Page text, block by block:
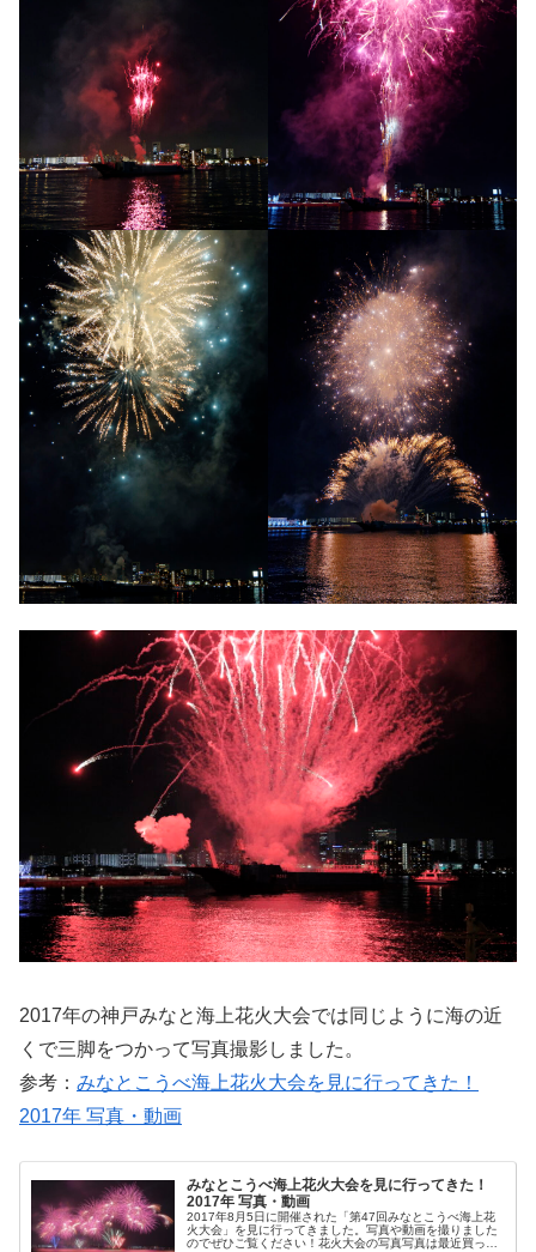
2017年の神戸みなと海上花火大会では同じように海の近
くで三脚をつかって写真撮影しました。
参考： みなとこうべ海上花火大会を見に行ってきた！
2017年 写真・動画
みなとこうべ海上花火大会を見に行ってきた！
2017年 写真・動画
2017年8月5日に開催された「第47回みなとこうべ海上花
火大会」を見に行ってきました。写真や動画を撮りました
のでぜひご覧ください！花火大会の写真写真は最近買った